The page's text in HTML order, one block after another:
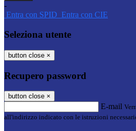
-
Entra con SPID Entra con CIE
Seleziona utente
button close ×
Recupero password
button close ×
E-mail
all'indirizzo indicato con le istruzioni